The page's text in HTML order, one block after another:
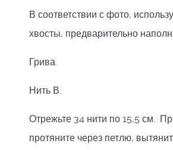
В соответствии с фото,
хвосты, предварительно
Грива.
Нить В.
Отрежьте 34 нити по 15,5 см.
протяните через петлю,